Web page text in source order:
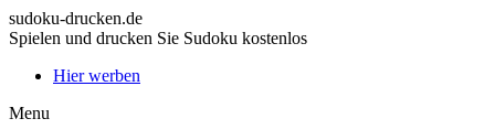
sudoku-drucken.de
Spielen und drucken Sie Sudoku kostenlos
Hier werben
Menu